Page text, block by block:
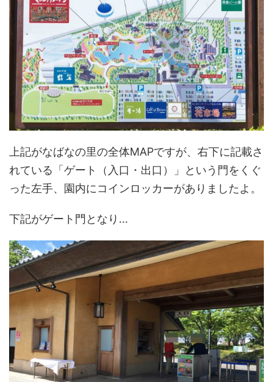
上記がなばなの里の全体MAPですが、右下に記載さ
れている「ゲート（入口・出口）」という門をくぐ
った左手、園内にコインロッカーがありましたよ。
下記がゲート門となり...